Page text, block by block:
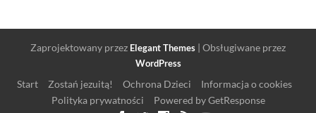
Zaprojektowany przez Elegant Themes | Obsługiwane przez
WordPress
Start Zostań jezuitą! Ochrona Dzieci
Informacja o cookies
Polityka prywatności
Powered by GetResponse